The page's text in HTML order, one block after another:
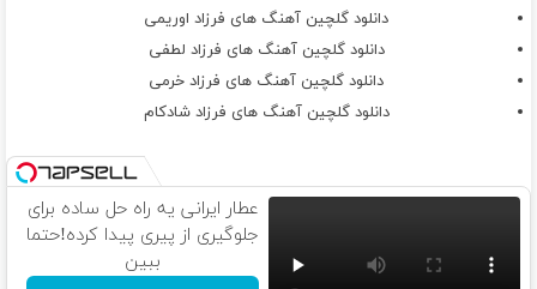
دانلود گلچین آهنگ های فرزاد اوریمی
دانلود گلچین آهنگ های فرزاد لطفی
دانلود گلچین آهنگ های فرزاد خرمی
دانلود گلچین آهنگ های فرزاد شادکام
عطار ایرانی یه راه حل ساده برای
جلوگیری از پیری پیدا کرده!حتما
ببین